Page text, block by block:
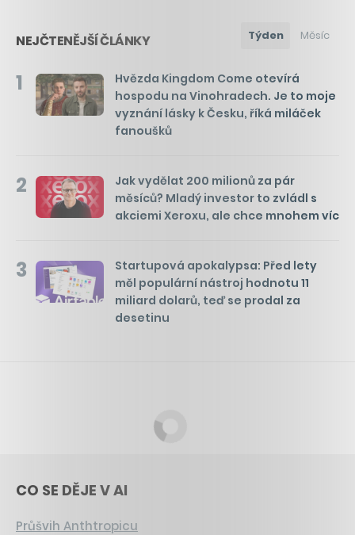
NEJČTENĚJŠÍ ČLÁNKY Týden Měsíc
1
Hvězda Kingdom Come otevírá
hospodu na Vinohradech. Je to moje
vyznání lásky k Česku, říká miláček
fanoušků
2
Jak vydělat 200 milionů za pár
měsíců? Mladý investor to zvládl s
akciemi Xeroxu, ale chce mnohem víc
3
Startupová apokalypsa: Před lety
měl populární nástroj hodnotu 11
miliard dolarů, teď se prodal za
desetinu
CO SE DĚJE V AI
Průšvih Anthtropicu